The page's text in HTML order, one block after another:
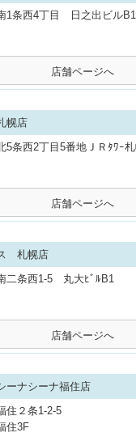
1条西4丁目 日之出ビルB1
幌店
5条西2丁目5番地ＪＲﾀﾜｰ
札幌店
二条西1-5 丸大ﾋﾞﾙB1
ナシーナ福住店
住２条1-2-5
住3F